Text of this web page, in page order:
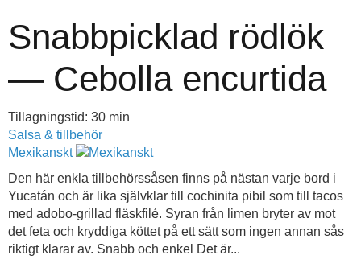
Snabbpicklad rödlök
— Cebolla encurtida
Tillagningstid: 30 min
Salsa & tillbehör
Mexikanskt
Den här enkla tillbehörssåsen finns på nästan varje bord i
Yucatán och är lika självklar till cochinita pibil som till tacos
med adobo-grillad fläskfilé. Syran från limen bryter av mot
det feta och kryddiga köttet på ett sätt som ingen annan sås
riktigt klarar av. Snabb och enkel Det är...